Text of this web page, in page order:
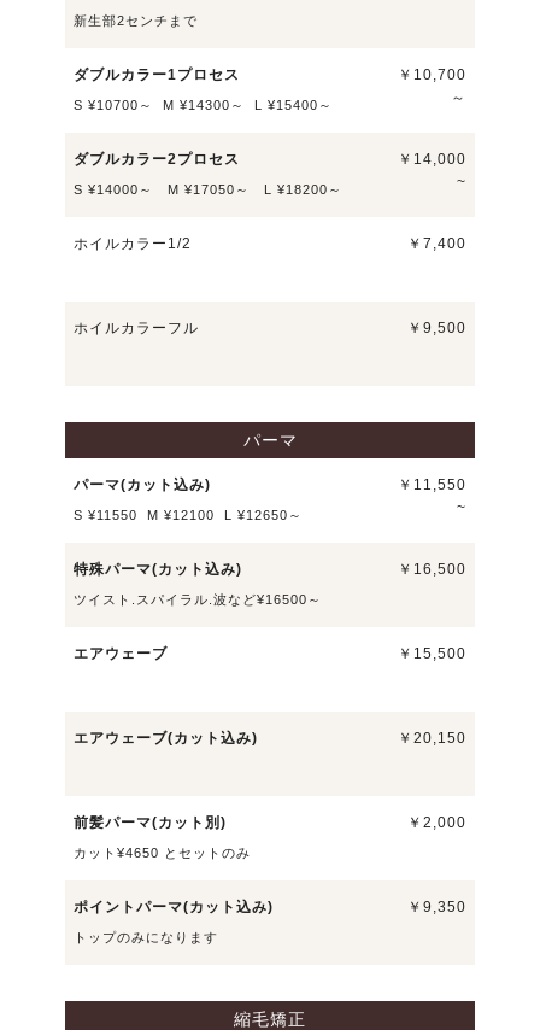
新生部2センチまで
ダブルカラー1プロセス
S ¥10700～ M ¥14300～ L ¥15400～
￥10,700
～
ダブルカラー2プロセス
S ¥14000～ M ¥17050～ L ¥18200～
￥14,000
~
ホイルカラー1/2 ￥7,400
ホイルカラーフル ￥9,500
パーマ
パーマ(カット込み)
S ¥11550 M ¥12100 L ¥12650～
￥11,550
~
特殊パーマ(カット込み)
ツイスト.スパイラル.波など¥16500～
￥16,500
エアウェーブ ￥15,500
エアウェーブ(カット込み) ￥20,150
前髪パーマ(カット別)
カット¥4650 とセットのみ
￥2,000
ポイントパーマ(カット込み)
トップのみになります
￥9,350
縮毛矯正